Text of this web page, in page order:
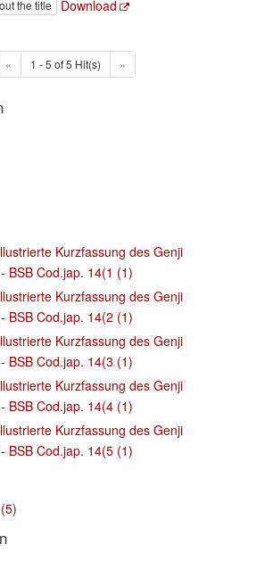
the title Download
« 1 - 5 of 5 Hit(s) »
Kurzfassung des Genji
BSB Cod.jap. 14(1 (1)
Kurzfassung des Genji
BSB Cod.jap. 14(2 (1)
Kurzfassung des Genji
BSB Cod.jap. 14(3 (1)
Kurzfassung des Genji
BSB Cod.jap. 14(4 (1)
Kurzfassung des Genji
BSB Cod.jap. 14(5 (1)